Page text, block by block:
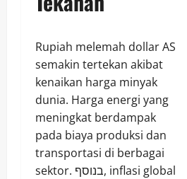
Rupiah melemah dollar AS
semakin tertekan akibat
kenaikan harga minyak
dunia. Harga energi yang
meningkat berdampak
pada biaya produksi dan
transportasi di berbagai
sektor. בנוסף, inflasi global